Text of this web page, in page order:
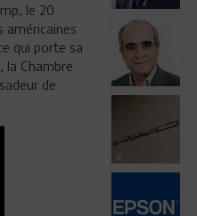
le 20
américaines
qui porte sa
la Chambre
de